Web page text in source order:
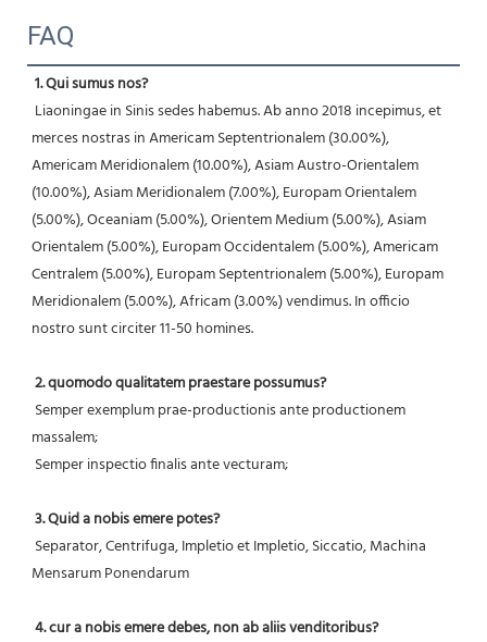
FAQ
1. Qui sumus nos?
merces nostras in Americam Septentrionalem (30.00%),
Americam Meridionalem (10.00%), Asiam Austro-Orientalem
(10.00%), Asiam Meridionalem (7.00%), Europam Orientalem
(5.00%), Oceaniam (5.00%), Orientem Medium (5.00%), Asiam
Orientalem (5.00%), Europam Occidentalem (5.00%), Americam
Centralem (5.00%), Europam Septentrionalem (5.00%), Europam
Meridionalem (5.00%), Africam (3.00%) vendimus. In officio
nostro sunt circiter 11-50 homines.
2. quomodo qualitatem praestare possumus?
massalem;
Semper inspectio finalis ante vecturam;
3. Quid a nobis emere potes?
Mensarum Ponendarum
4. cur a nobis emere debes, non ab aliis venditoribus?